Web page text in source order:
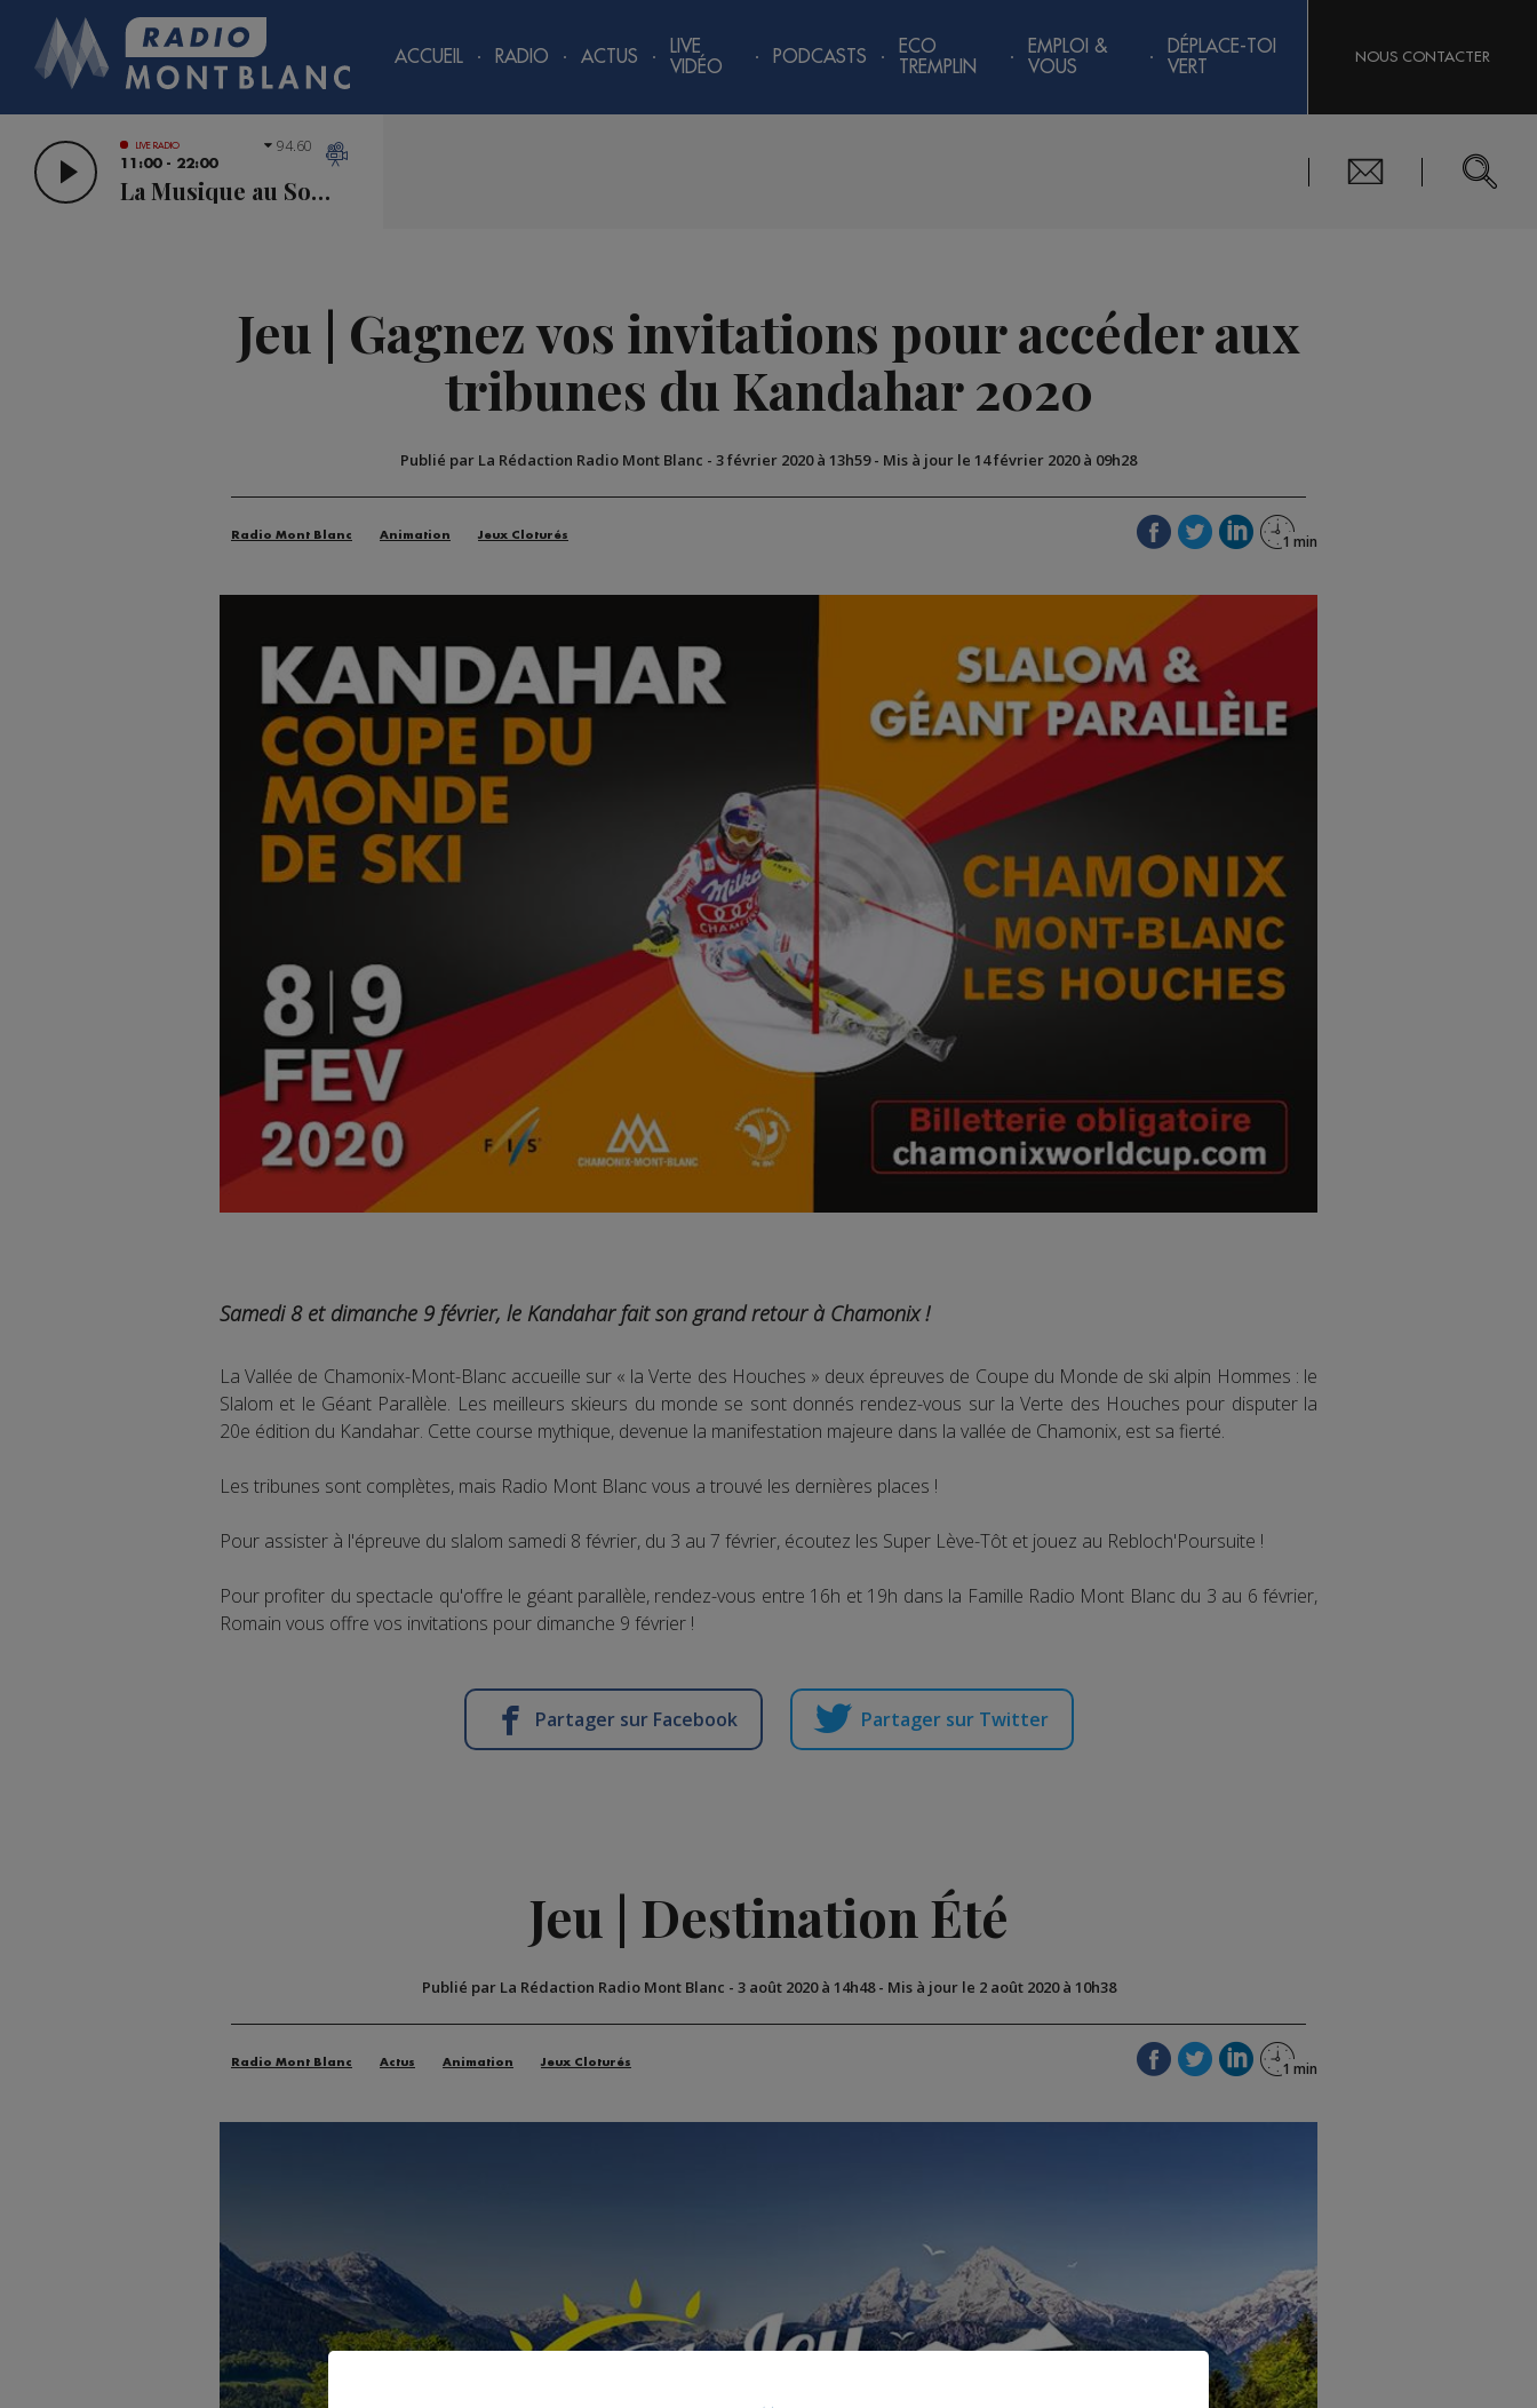
ACCUEIL RADIO ACTUS
LIVE
VIDÉO
PODCASTS
ECO
TREMPLIN
EMPLOI &
VOUS
DÉPLACE-TOI
VERT
NOUS CONTACTER
LIVE RADIO
11:00 - 22:00
La Musique au Sommet
94.60
Jeu | Gagnez vos invitations pour accéder aux
tribunes du Kandahar 2020
Publié par La Rédaction Radio Mont Blanc - 3 février 2020 à 13h59- Mis à jour le 14 février 2020 à 09h28
Radio Mont Blanc Animation Jeux Cloturés
Samedi 8 et dimanche 9 février, le Kandahar fait son grand retour à Chamonix !
La Vallée de Chamonix-Mont-Blanc accueille sur « la Verte des Houches » deux épreuves de Coupe du Monde de ski alpin Hommes : le
Slalom et le Géant Parallèle. Les meilleurs skieurs du monde se sont donnés rendez-vous sur la Verte des Houches pour disputer la
20e édition du Kandahar. Cette course mythique, devenue la manifestation majeure dans la vallée de Chamonix, est sa fierté.
Les tribunes sont complètes, mais Radio Mont Blanc vous a trouvé les dernières places !
Pour assister à l'épreuve du slalom samedi 8 février, du 3 au 7 février, écoutez les Super Lève-Tôt et jouez au Rebloch'Poursuite !
Pour profiter du spectacle qu'offre le géant parallèle, rendez-vous entre 16h et 19h dans la Famille Radio Mont Blanc du 3 au 6 février,
Romain vous offre vos invitations pour dimanche 9 février !
Partager sur Facebook Partager sur Twitter
Jeu | Destination Été
Publié par La Rédaction Radio Mont Blanc - 3 août 2020 à 14h48- Mis à jour le 2 août 2020 à 10h38
Radio Mont Blanc Actus Animation Jeux Cloturés